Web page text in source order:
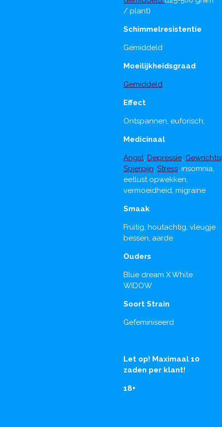
/ plant)
Schimmelresistentie
Gemiddeld
Moeilijkheidsgraad
Gemiddeld
Effect
Ontspannen, euforisch,
Medicinaal
Angst, Depressie,
Spierpijn, Stress, insomnia,
eetlust opwekken,
vermoeidheid, migraine
Smaak
Fruitig, houtachtig, vleugje
bessen, aarde
Ouders
Blue dream X White
WIDOW
Soort Strain
Gefeminiseerd
Let op! Maximaal 10
zaden per klant!
18+